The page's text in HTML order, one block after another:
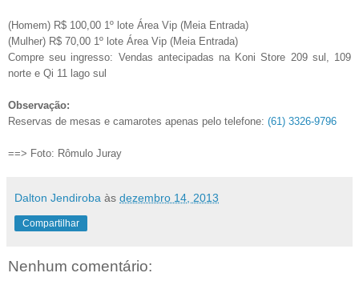
(Homem) R$ 100,00 1º lote Área Vip (Meia Entrada)
(Mulher) R$ 70,00 1º lote Área Vip (Meia Entrada)
Compre seu ingresso: Vendas antecipadas na Koni Store 209 sul, 109
norte e Qi 11 lago sul
Observação:
Reservas de mesas e camarotes apenas pelo telefone: (61) 3326-9796
==> Foto: Rômulo Juray
Dalton Jendiroba às dezembro 14, 2013
Compartilhar
Nenhum comentário: